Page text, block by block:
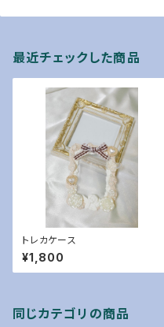
最近チェックした商品
トレカケース
¥1,800
同じカテゴリの商品